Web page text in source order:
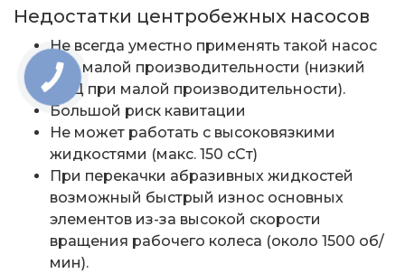
Недостатки центробежных насосов
Не всегда уместно применять такой насос
для малой производительности (низкий
КПД при малой производительности).
Большой риск кавитации
Не может работать с высоковязкими
жидкостями (макс. 150 сСт)
При перекачки абразивных жидкостей
возможный быстрый износ основных
элементов из-за высокой скорости
вращения рабочего колеса (около 1500 об/
мин).